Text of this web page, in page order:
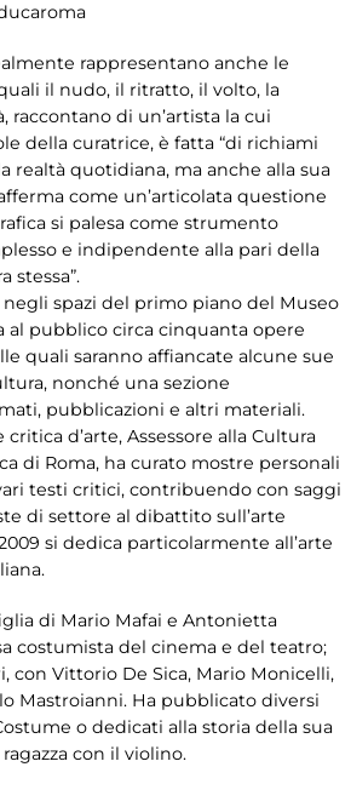
rappresentano anche le
il nudo, il ritratto, il volto, la
raccontano di un’artista la cui
della curatrice, è fatta “di richiami
realtà quotidiana, ma anche alla sua
come un’articolata questione
si palesa come strumento
e indipendente alla pari della
stessa”.
negli spazi del primo piano del Museo
al pubblico circa cinquanta opere
quali saranno affiancate alcune sue
nonché una sezione
pubblicazioni e altri materiali.
critica d’arte, Assessore alla Cultura
di Roma, ha curato mostre personali
testi critici, contribuendo con saggi
di settore al dibattito sull’arte
si dedica particolarmente all’arte
di Mario Mafai e Antonietta
costumista del cinema e del teatro;
con Vittorio De Sica, Mario Monicelli,
Mastroianni. Ha pubblicato diversi
o dedicati alla storia della sua
con il violino.